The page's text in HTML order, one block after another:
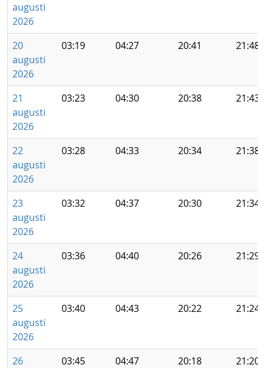
augusti
2026
20
augusti
2026
03:19 04:27 20:41 21:48
21
augusti
2026
03:23 04:30 20:38 21:43
22
augusti
2026
03:28 04:33 20:34 21:38
23
augusti
2026
03:32 04:37 20:30 21:34
24
augusti
2026
03:36 04:40 20:26 21:29
25
augusti
2026
03:40 04:43 20:22 21:24
26
03:45 04:47 20:18 21:20